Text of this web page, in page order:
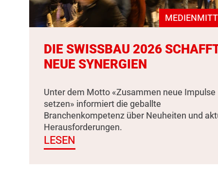
DIE SWISSBAU 2026
NEUE SYNERGIEN
Unter dem Motto «Zusammen neue Impulse
setzen» informiert die geballte
Branchenkompetenz über Neuheiten und
Herausforderungen.
LESEN